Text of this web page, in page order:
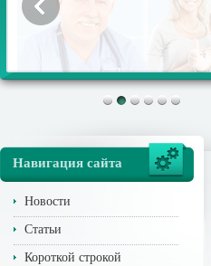
Навигация сайта
Новости
Статьи
Короткой строкой